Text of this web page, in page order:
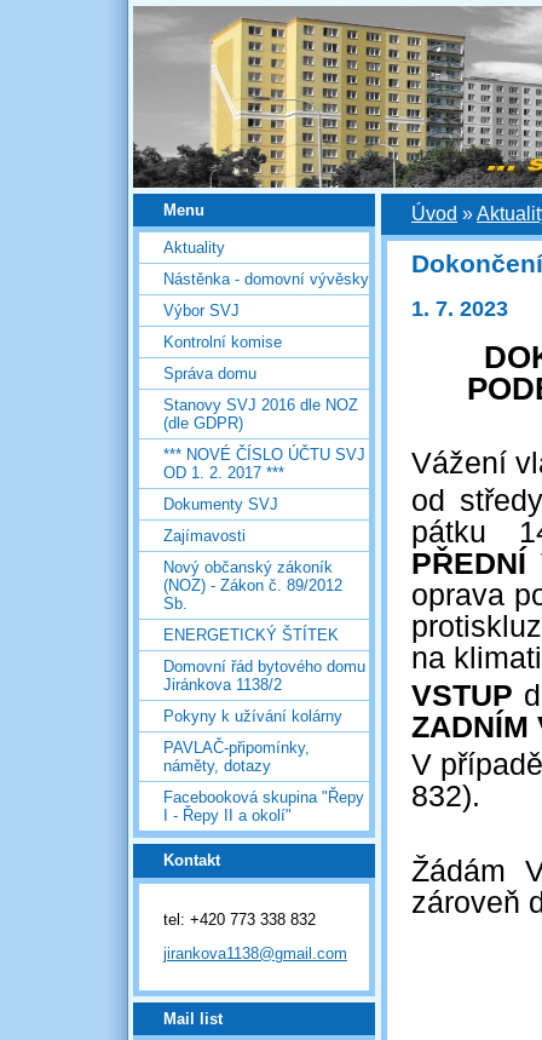
Menu
Aktuality
Nástěnka - domovní vývěsky
Výbor SVJ
Kontrolní komise
Správa domu
Stanovy SVJ 2016 dle NOZ
(dle GDPR)
*** NOVÉ ČÍSLO ÚČTU SVJ
OD 1. 2. 2017 ***
Dokumenty SVJ
Zajímavosti
Nový občanský zákoník
(NOZ) - Zákon č. 89/2012
Sb.
ENERGETICKÝ ŠTÍTEK
Domovní řád bytového domu
Jiránkova 1138/2
Pokyny k užívání kolárny
PAVLAČ-připomínky,
náměty, dotazy
Facebooková skupina "Řepy
I - Řepy II a okolí"
Kontakt
tel: +420 773 338 832
jirankova1138@gmail.com
Mail list
Úvod »
1. 7. 2023
Vážení
od
pátku
PŘEDNÍ
oprava
na
VSTUP
ZADNÍM
V
832).
Žádám
zároveň